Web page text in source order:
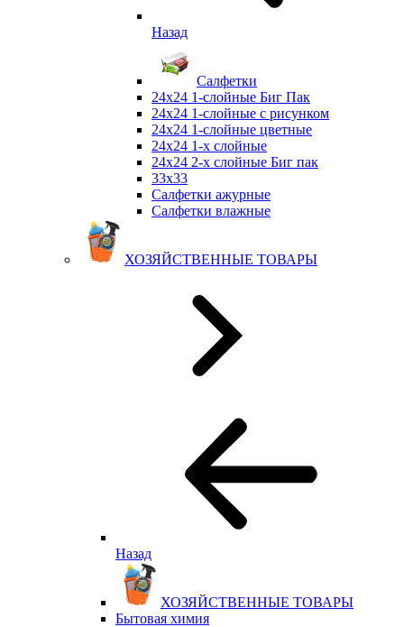
Назад
Салфетки
24х24 1-слойные Биг Пак
24х24 1-слойные с рисунком
24х24 1-слойные цветные
24х24 1-х слойные
24х24 2-х слойные Биг пак
33х33
Салфетки ажурные
Салфетки влажные
ХОЗЯЙСТВЕННЫЕ ТОВАРЫ
Назад
ХОЗЯЙСТВЕННЫЕ ТОВАРЫ
Бытовая химия